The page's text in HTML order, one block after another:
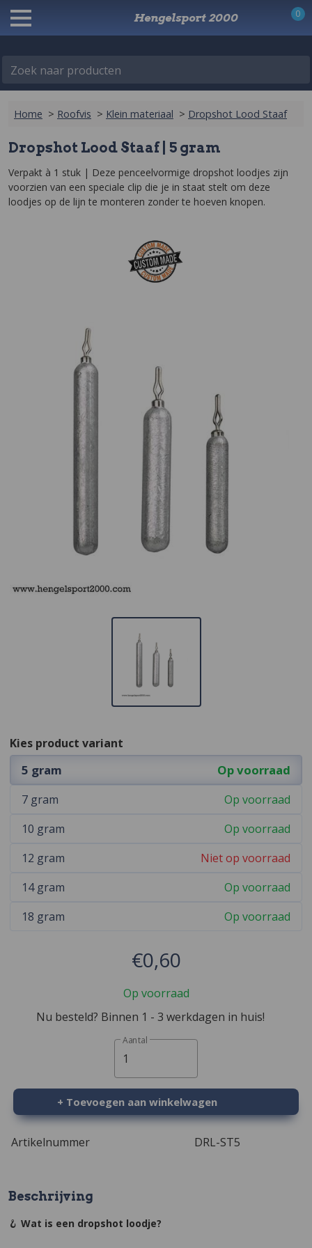
Zoek naar producten
Hengelsport 2000 0
Home > Roofvis > Klein materiaal > Dropshot Lood Staaf
Dropshot Lood Staaf | 5 gram
Verpakt à 1 stuk | Deze penceelvormige dropshot loodjes zijn
voorzien van een speciale clip die je in staat stelt om deze
Kies product variant
5 gram Op voorraad
7 gram
Op voorraad
10 gram
Op voorraad
12 gram
Niet op voorraad
14 gram
Op voorraad
18 gram
Op voorraad
€0,60
Op voorraad
Nu besteld? Binnen 1 - 3 werkdagen in huis!
Aantal
1
+ Toevoegen aan winkelwagen
Artikelnummer DRL-ST5
Beschrijving
🪝 Wat is een dropshot loodje?